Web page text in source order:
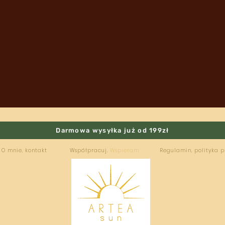
Darmowa wysyłka już od 199zł
O mnie, kontakt Współpracuj. Wspieram Regulamin, polityka
ARTEA
SUN